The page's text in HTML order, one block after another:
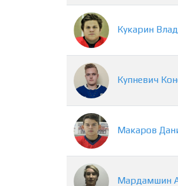
Кукарин
Купневич
Макаров
Мардамшин